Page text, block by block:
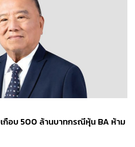
กือบ 500 ล้านบาทกรณีหุ้น BA ห้าม